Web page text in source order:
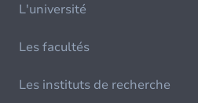
L'université
Les facultés
Les instituts de recherche